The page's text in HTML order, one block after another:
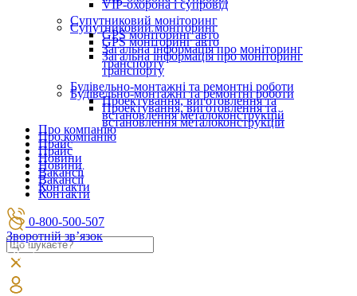
VIP-охорона і супровід
Супутниковий моніторинг
GPS моніторинг авто
Загальна інформація про моніторинг
транспорту
Будівельно-монтажні та ремонтні роботи
Проектування, виготовлення та
встановлення металоконструкцій
Про компанію
Прайс
Новини
Вакансії
Контакти
Супутниковий моніторинг
GPS моніторинг авто
Загальна інформація про моніторинг
транспорту
Будівельно-монтажні та ремонтні роботи
Проектування, виготовлення та
встановлення металоконструкцій
Про компанію
Прайс
Новини
Вакансії
Контакти
0-800-500-507
Зворотній зв’язок